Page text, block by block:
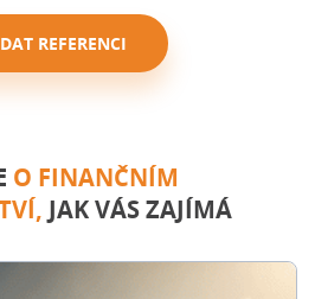
REFERENCI
O FINANČNÍM
JAK VÁS ZAJÍMÁ